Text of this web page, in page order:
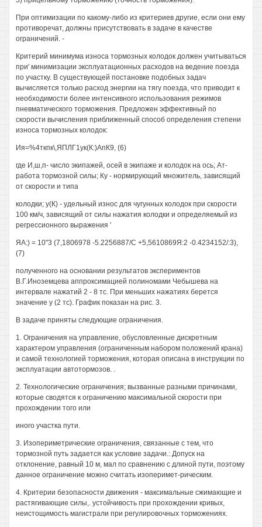
При оптимизации по какому-либо из критериев другие, если они ему
противоречат, должны присутствовать в задаче в качестве
ограничений. -
Критерий минимума износа тормозных колодок должен учитываться
при' минимизации эксплуатационных расходов на ведение поезда
по участку. В существующей постановке подобных задач
вычисляется только расход энергии на тягу поезда, что приводит к
необходимости более интенсивного использования режимов
пневматического торможения. Предложен эффективный по
скорости вычисления приближенный способ определения степени
износа тормозных колодок:
Ия=%4ткпк\,ЯПЛГ1ук(К:)АпК9, (6)
где И,ш,п- число экипажей, осей в экипаже и колодок на ось; Ат-
работа тормозной силы; Ку - нормирующий множитель, зависящий
от скорости и типа
колодки; у(К) - удельный износ для чугунных колодок при скорости
100 км/ч, зависящий от силы нажатия колодки и определяемый из
регрессионного выражения '
ЯА:) = 10"3 (7,1806978 -5.2256887/С +5,5610869Я:2 -0.4234152/:3),
(7)
полученного на основании результатов экспериментов
В.Г.Иноземцева аппроксимацией полиномами Чебышева на
интервале нажатий 2 - 8 тс. При меньших нажатиях берется
значение у (2 тс). График показан на рис. 3.
В задаче приняты следующие ограничения.
1. Ограничения на управление, обусловленные дискретным
характером управления (ограниченным набором положений крана)
и самой технологией торможения, которая описана в инструкции по
эксплуатации автотормозов. .
2. Технологические ограничения; вызванные разными причинами,
которые сводятся к ограничению максимальной скорости при
прохождении того или
иного участка пути.
3. Изопериметрические ограничения, связанные с тем, что
тормозной путь задается как условие задачи.: Допуск на
отклонение, равный 10 м, мал по сравнению с длиной пути, поэтому
данное ограничение можно считать изоперимет-рическим.
4. Критерии безопасности движения - максимальные сжимающие и
растягивающие силы,. устойчивость при прохождении кривых,
неистощимость магистрали при регулировочных торможениях.